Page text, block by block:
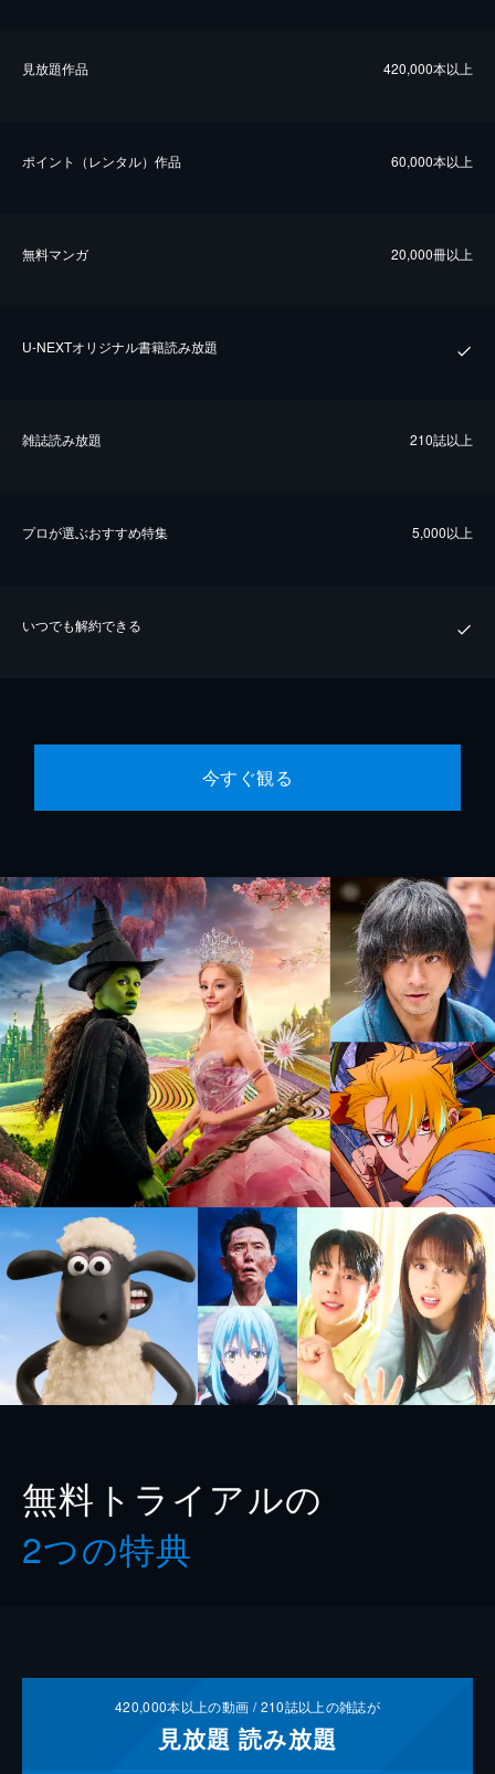
⾒放題作品 420,000本以上
ポイント（レンタル）作品 60,000本以上
無料マンガ 20,000冊以上
U-NEXTオリジナル書籍読み放題
雑誌読み放題 210誌以上
プロが選ぶおすすめ特集 5,000以上
いつでも解約できる
今すぐ観る
無料トライアルの
2つの特典
420,000本以上の動画 /210誌以上の雑誌が
見放題 読み放題